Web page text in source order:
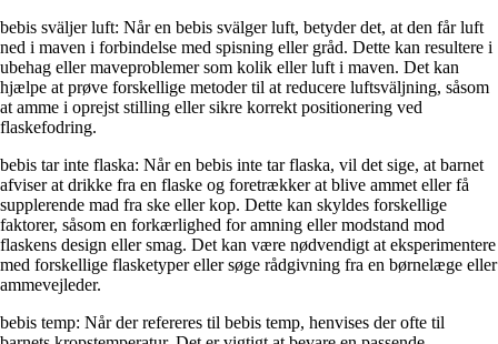
bebis sväljer luft: Når en bebis svälger luft, betyder det, at den får luft
ned i maven i forbindelse med spisning eller gråd. Dette kan resultere i
ubehag eller maveproblemer som kolik eller luft i maven. Det kan
hjælpe at prøve forskellige metoder til at reducere luftsväljning, såsom
at amme i oprejst stilling eller sikre korrekt positionering ved
flaskefodring.
bebis tar inte flaska: Når en bebis inte tar flaska, vil det sige, at barnet
afviser at drikke fra en flaske og foretrækker at blive ammet eller få
supplerende mad fra ske eller kop. Dette kan skyldes forskellige
faktorer, såsom en forkærlighed for amning eller modstand mod
flaskens design eller smag. Det kan være nødvendigt at eksperimentere
med forskellige flasketyper eller søge rådgivning fra en børnelæge eller
ammevejleder.
bebis temp: Når der refereres til bebis temp, henvises der ofte til